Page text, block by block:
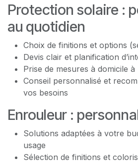
Protection solaire :
au quotidien
Choix de finitions et options
Devis clair et planification
Prise de mesures à domicile
Conseil personnalisé et
vos besoins
Enrouleur :
Solutions adaptées à votre
usage
Sélection de finitions et